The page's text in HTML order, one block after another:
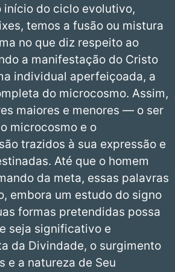
início do ciclo evolutivo,
temos a fusão ou mistura
no que diz respeito ao
a manifestação do Cristo
individual aperfeiçoada, a
do microcosmo. Assim,
maiores e menores — o ser
microcosmo e o
trazidos à sua expressão e
Até que o homem
da meta, essas palavras
embora um estudo do signo
formas pretendidas possa
seja significativo e
da Divindade, o surgimento
e a natureza de Seu